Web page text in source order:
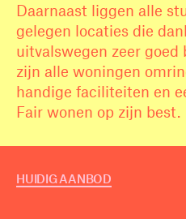
Daarnaast liggen alle
gelegen locaties die
uitvalswegen zeer goed
zijn alle woningen
handige faciliteiten en
Fair wonen op zijn best.
HUIDIG AANBOD